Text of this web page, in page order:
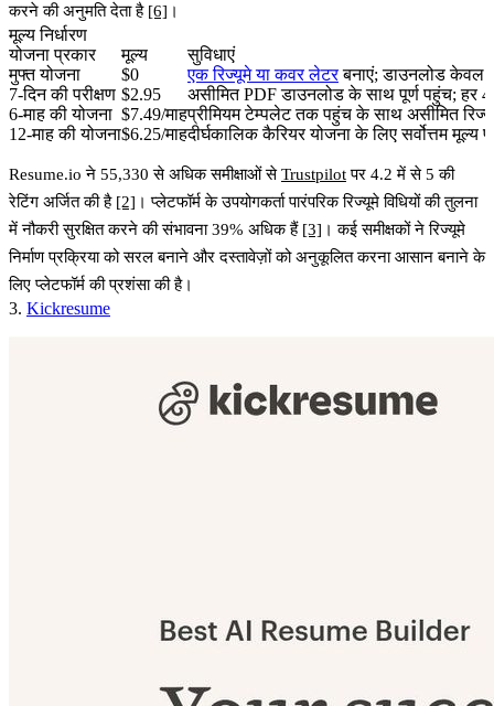
करने की अनुमति देता है [6] ।
मूल्य निर्धारण
योजना प्रकार
मूल्य
सुविधाएं
मुफ्त योजना
$0 एक रिज्यूमे या कवर लेटरबनाएं; डाउनलोड केवल
7-दिन की परीक्षण $2.95
असीमित PDF डाउनलोड के साथ पूर्ण पहुंच; हर
6-माह की योजना $7.49/माहप्रीमियम टेम्पलेट तक पहुंच के साथ असीमित
12-माह की योजना$6.25/माहदीर्घकालिक कैरियर योजना के लिए सर्वोत्तम मूल्य
Resume.io ने 55,330 से अधिक समीक्षाओं सेTrustpilotपर 4.2 में से 5 की
रेटिंग अर्जित की है [2] । प्लेटफॉर्म के उपयोगकर्ता पारंपरिक रिज्यूमे विधियों की तुलना
में नौकरी सुरक्षित करने की संभावना 39% अधिक हैं [3] । कई समीक्षकों ने रिज्यूमे
निर्माण प्रक्रिया को सरल बनाने और दस्तावेज़ों को अनुकूलित करना आसान बनाने के
लिए प्लेटफॉर्म की प्रशंसा की है।
3. Kickresume